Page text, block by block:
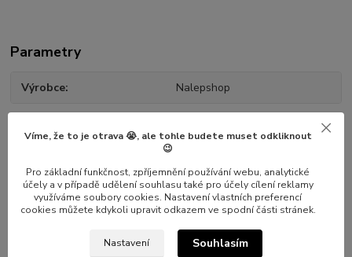
Parametry
Výrobce Nalepshop
Související zboží 7
Víme, že to je otrava 😭, ale tohle budete muset odkliknout
😉
Pro základní funkčnost, zpříjemnění používání webu, analytické
účely a v případě udělení souhlasu také pro účely cílení reklamy
využíváme soubory cookies. Nastavení vlastních preferencí
cookies můžete kdykoli upravit odkazem ve spodní části stránek.
Nastavení Souhlasím